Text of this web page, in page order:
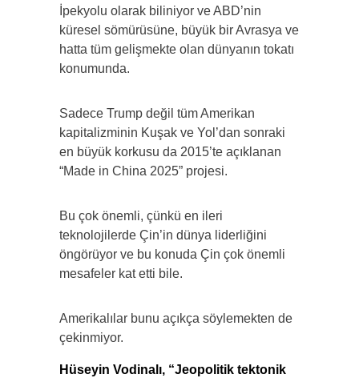
İpekyolu olarak biliniyor ve ABD’nin
küresel sömürüsüne, büyük bir Avrasya ve
hatta tüm gelişmekte olan dünyanın tokatı
konumunda.
Sadece Trump değil tüm Amerikan
kapitalizminin Kuşak ve Yol’dan sonraki
en büyük korkusu da 2015’te açıklanan
“Made in China 2025” projesi.
Bu çok önemli, çünkü en ileri
teknolojilerde Çin’in dünya liderliğini
öngörüyor ve bu konuda Çin çok önemli
mesafeler kat etti bile.
Amerikalılar bunu açıkça söylemekten de
çekinmiyor.
Hüseyin Vodinalı, “Jeopolitik tektonik